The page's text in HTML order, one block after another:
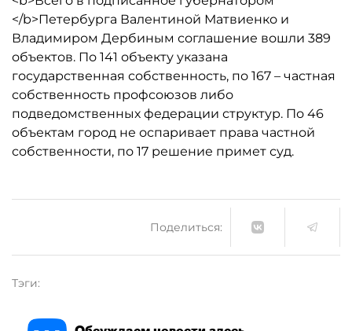
</b>Петербурга Валентиной Матвиенко и
Владимиром Дербиным соглашение вошли 389
объектов. По 141 объекту указана
государственная собственность, по 167 – частная
собственность профсоюзов либо
подведомственных федерации структур. По 46
объектам город не оспаривает права частной
собственности, по 17 решение примет суд.
Поделиться:
Тэги: